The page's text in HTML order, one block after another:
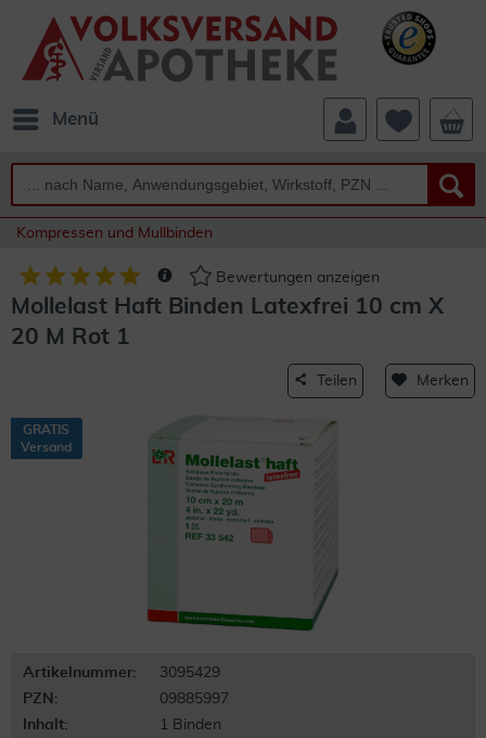
Menü
Kompressen und Mullbinden
Bewertungen anzeigen
Mollelast Haft Binden Latexfrei 10 cm X
20 M Rot 1
Teilen Merken
GRATIS
Versand
Artikelnummer:
3095429
PZN:
09885997
Inhalt:
1 Binden